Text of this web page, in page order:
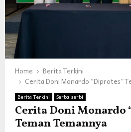
Home
Berita Terkini
Cerita Doni Monardo “Diprotes”
Berita Terkini Serba-serbi
Cerita Doni Monardo
Teman Temannya